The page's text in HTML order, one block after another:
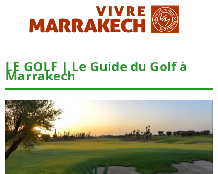
LE GOLF | Le Guide du Golf à
Marrakech